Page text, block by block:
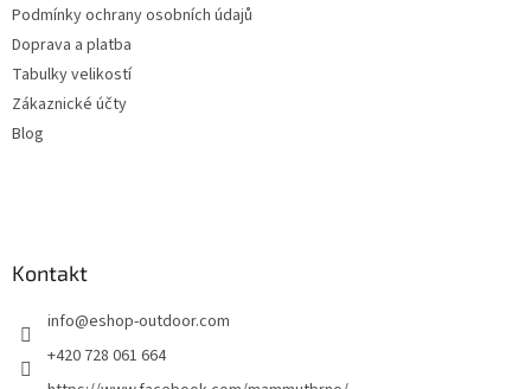
Podmínky ochrany osobních údajů
Doprava a platba
Tabulky velikostí
Zákaznické účty
Blog
Kontakt
info@eshop-outdoor.com
+420 728 061 664